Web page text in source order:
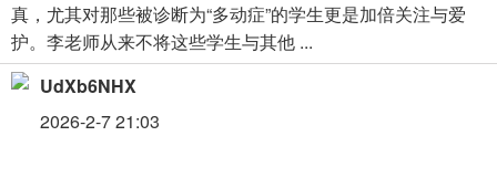
真，尤其对那些被诊断为“多动症”的学生更是加倍关注与爱
护。李老师从来不将这些学生与其他 ...
UdXb6NHX
2026-2-7 21:03